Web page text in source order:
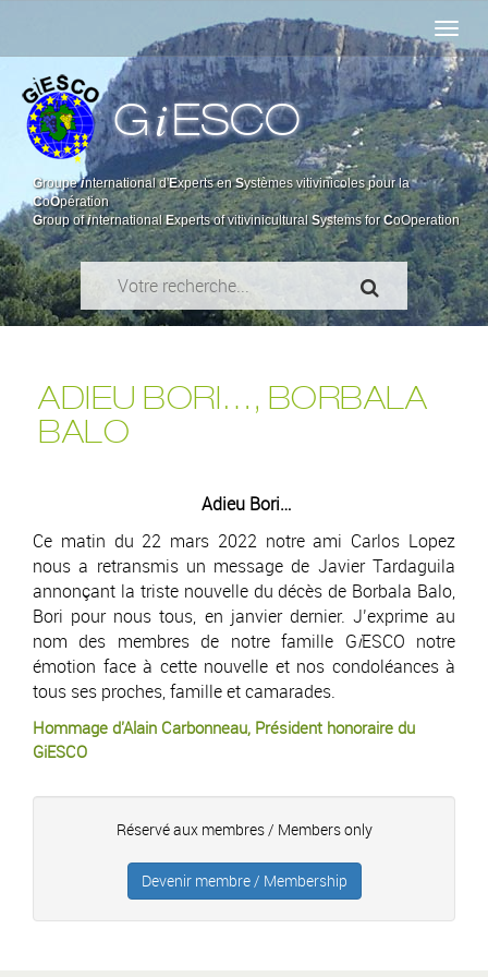
GiESCO
Groupeinternational d'Experts enSystèmes vitivinicoles pour la
CoOpération
Group ofinternationalExperts of vitivinicultural Systems forCoOperation
ADIEU BORI…, BORBALA
BALO
Adieu Bori…
Ce matin du 22 mars 2022 notre ami Carlos Lopez
nous a retransmis un message de Javier Tardaguila
annonçant la triste nouvelle du décès de Borbala Balo,
Bori pour nous tous, en janvier dernier. J’exprime au
nom des membres de notre famille GiESCO notre
émotion face à cette nouvelle et nos condoléances à
tous ses proches, famille et camarades.
Hommage d'Alain Carbonneau, Président honoraire du
GiESCO
Réservé aux membres / Members only
Devenir membre / Membership